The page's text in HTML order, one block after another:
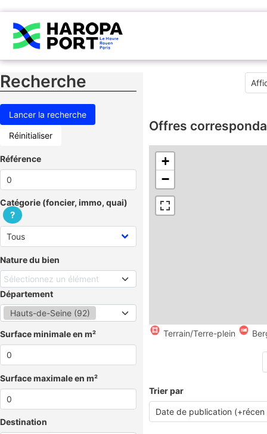
Recherche
Réinitialiser
Référence
Catégorie (foncier, immo, quai)
?
Nature du bien
Sélectionnez un élément
Département
Hauts-de-Seine (92)
Surface minimale en m²
Surface maximale en m²
Destination
Offres
+
−
Terrain/Terre-plein
Trier par